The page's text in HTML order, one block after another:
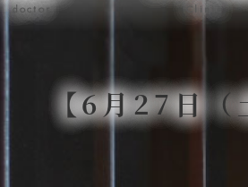
doctor Clinic
【6月27日（